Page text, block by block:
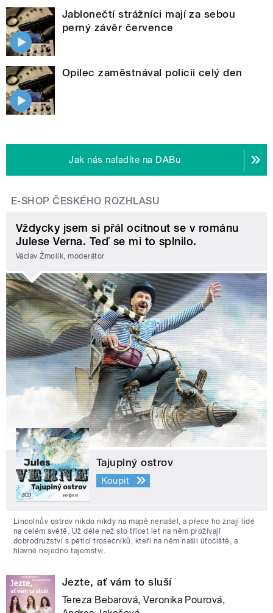
Jablonečtí strážníci mají za sebou
perný závěr července
Opilec zaměstnával policii celý den
Jak nás naladíte na DABu
E-SHOP ČESKÉHO ROZHLASU
Vždycky jsem si přál ocitnout se v románu
Julese Verna. Teď se mi to splnilo.
Václav Žmolík, moderátor
Tajuplný ostrov
Koupit
Lincolnův ostrov nikdo nikdy na mapě nenašel, a přece ho znají lidé
na celém světě. Už déle než sto třicet let na něm prožívají
dobrodružství s pěticí trosečníků, kteří na něm našli útočiště, a
hlavně nejedno tajemství.
Jezte, ať vám to sluší
Tereza Bebarová, Veronika Pourová,